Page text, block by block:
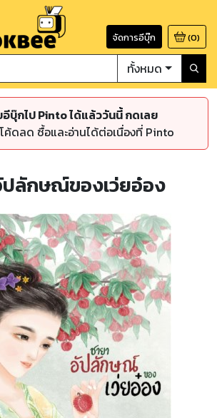
จัดการอีบุ๊ก (0)
ทั้งหมด
อีบุ๊กไป Pinto ได้แล้ววันนี้ กดเลย
ค้ดลด ซื้อและอ่านได้ต่อเนื่องที่ Pinto
ลักษณ์ของเว่ยอ๋อง